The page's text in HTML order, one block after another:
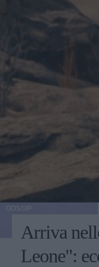
Arriva
Leone":